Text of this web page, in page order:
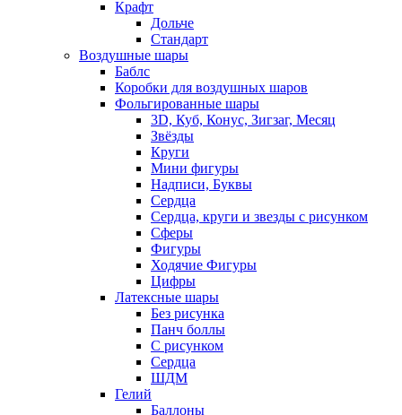
Крафт
Дольче
Стандарт
Воздушные шары
Баблс
Коробки для воздушных шаров
Фольгированные шары
3D, Куб, Конус, Зигзаг, Месяц
Звёзды
Круги
Мини фигуры
Надписи, Буквы
Сердца
Сердца, круги и звезды с рисунком
Сферы
Фигуры
Ходячие Фигуры
Цифры
Латексные шары
Без рисунка
Панч боллы
С рисунком
Сердца
ШДМ
Гелий
Баллоны